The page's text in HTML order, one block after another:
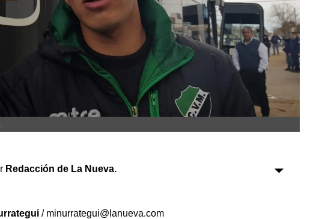
libre
Sociedad
Tecnología
Turismo
Salud
Es viral
Transportes
Redacción de La Nueva.
/ minurrategui@lanueva.com